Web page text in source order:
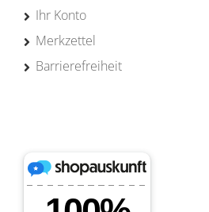
Ihr Konto
Merkzettel
Barrierefreiheit